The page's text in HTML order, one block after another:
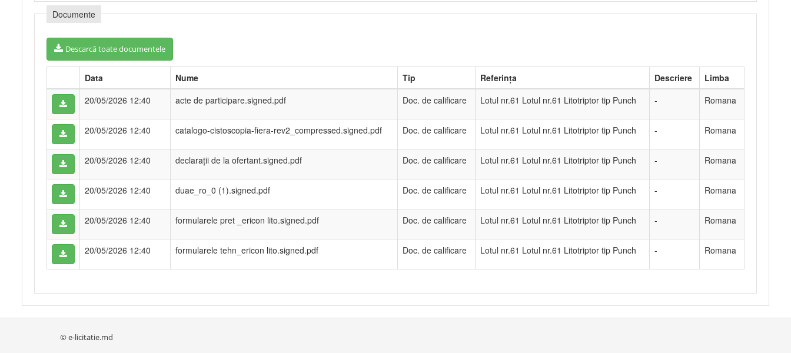
Documente
Descarcă toate documentele
Data Nume Tip Referința Descriere
Limba
20/05/2026 12:40
acte de participare.signed.pdf Doc. de calificare Lotul nr.61 Lotul nr.61 Litotriptor tip Punch - Romana
20/05/2026 12:40 catalogo-cistoscopia-fiera-rev2_compressed.signed.pdf Doc. de calificare Lotul nr.61 Lotul nr.61 Litotriptor tip Punch - Romana
20/05/2026 12:40 declarații de la ofertant.signed.pdf Doc. de calificare Lotul nr.61 Lotul nr.61 Litotriptor tip Punch - Romana
20/05/2026 12:40 duae_ro_0 (1).signed.pdf Doc. de calificare Lotul nr.61 Lotul nr.61 Litotriptor tip Punch - Romana
20/05/2026 12:40 formularele pret _ericon lito.signed.pdf Doc. de calificare Lotul nr.61 Lotul nr.61 Litotriptor tip Punch - Romana
20/05/2026 12:40 formularele tehn_ericon lito.signed.pdf Doc. de calificare Lotul nr.61 Lotul nr.61 Litotriptor tip Punch - Romana
© e-licitatie.md